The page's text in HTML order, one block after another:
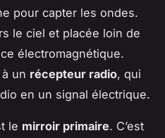
pour capter les ondes.
le ciel et placée loin de
électromagnétique.
un récepteur radio, qui
en un signal électrique.
le mirroir primaire. C’est